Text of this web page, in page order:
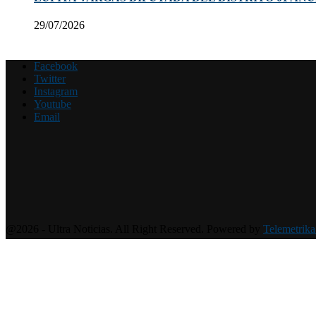
29/07/2026
Facebook
Twitter
Instagram
Youtube
Email